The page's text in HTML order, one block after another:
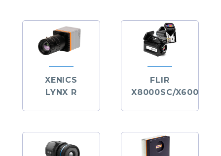
XENICS
LYNX R
FLIR
X8000SC/X6000SC